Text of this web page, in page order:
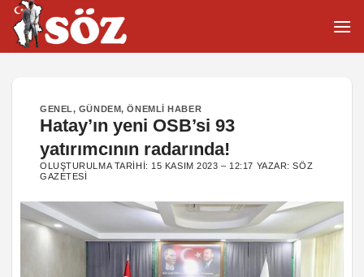
İçeriğe
atla
GENEL, GÜNDEM,ÖNEMLI HABER
Hatay’ın yeni OSB’si 93
yatırımcının radarında!
OLUŞTURULMA TARIHI: 15 KASIM 2023 – 12:17 YAZAR:SÖZ
GAZETESI